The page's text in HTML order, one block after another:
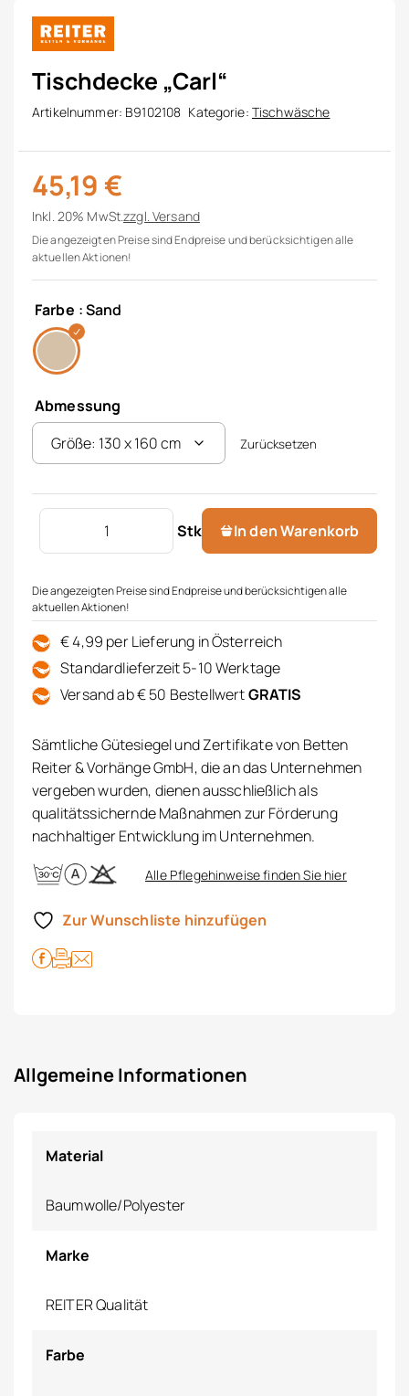
Tischdecke „Carl“
Artikelnummer: B9102108 Kategorie: Tischwäsche
45,19 €
Inkl. 20% MwSt.zzgl.Versand
Die angezeigten Preise sind Endpreise und berücksichtigen alle
aktuellen Aktionen!
Farbe : Sand
Abmessung
Zurücksetzen
Stk
Tischdecke "Carl" Menge
In den Warenkorb
Die angezeigten Preise sind Endpreise und berücksichtigen alle
aktuellen Aktionen!
€ 4,99 per Lieferung in Österreich
Standardlieferzeit 5-10 Werktage
Versand ab € 50 BestellwertGRATIS
Sämtliche Gütesiegel und Zertifikate von Betten
Reiter & Vorhänge GmbH, die an das Unternehmen
vergeben wurden, dienen ausschließlich als
qualitätssichernde Maßnahmen zur Förderung
nachhaltiger Entwicklung im Unternehmen.
Alle Pflegehinweise finden Sie hier
Zur Wunschliste hinzufügen
Allgemeine Informationen
Material
Baumwolle/Polyester
Marke
REITER Qualität
Farbe